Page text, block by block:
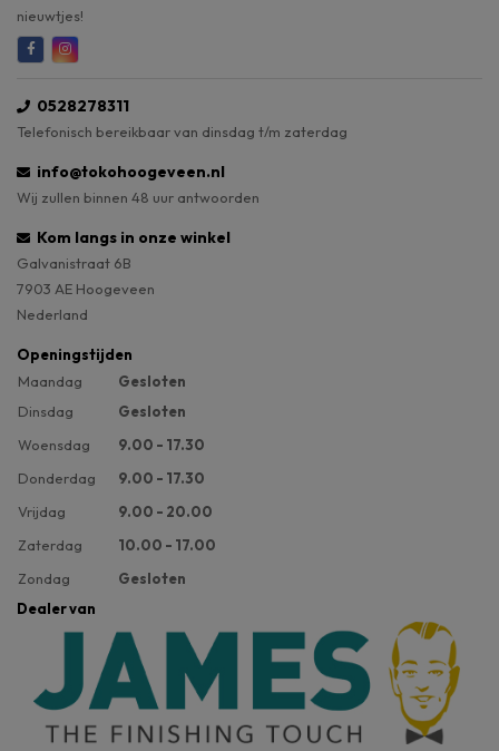
nieuwtjes!
0528278311
Telefonisch bereikbaar van dinsdag t/m zaterdag
info@tokohoogeveen.nl
Wij zullen binnen 48 uur antwoorden
Kom langs in onze winkel
Galvanistraat 6B
7903 AE Hoogeveen
Nederland
Openingstijden
Maandag
Gesloten
Dinsdag
Gesloten
Woensdag
9.00 - 17.30
Donderdag
9.00 - 17.30
Vrijdag
9.00 - 20.00
Zaterdag
10.00 - 17.00
Zondag
Gesloten
Dealer van